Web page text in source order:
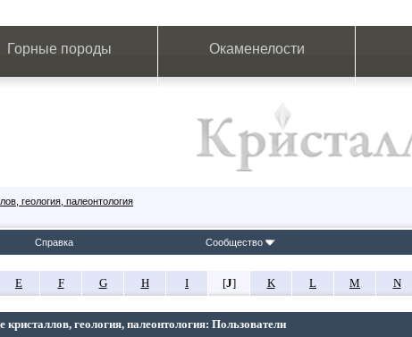
Горные породы Окаменелости
геология, палеонтология
Справка Сообщество
E F G H I [J] K L M N
геология, палеонтология: Пользователи